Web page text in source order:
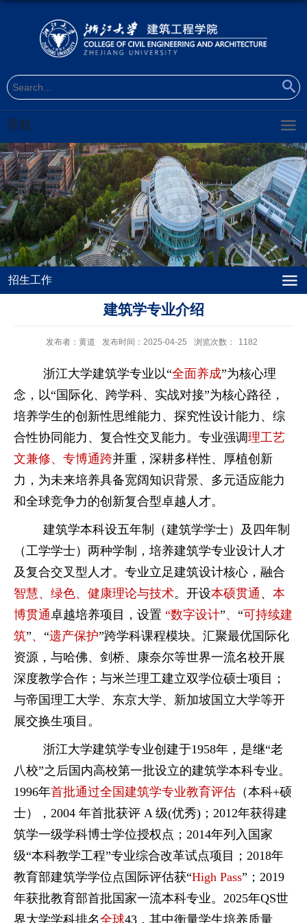
导航
招生工作
建筑学专业介绍
发布者：黄道 发布时间：2025-04-25 浏览次数： 1182
浙江大学建筑学专业以“全面养成”为核心理
念，以“国际化、跨学科、实战对接”为核心路径，
培养学生的创新性思维能力、探究性设计能力、综
合性协同能力、复合性交叉能力。专业强调理工艺
文兼修、专博通跨并重，深耕多样性、厚植创新
力，为未来培养具备宽阔知识背景、多元适应能力
和全球竞争力的创新复合型卓越人才。
建筑学本科设五年制（建筑学学士）及四年制
（工学学士）两种学制，培养建筑学专业设计人才
及复合交叉型人才。专业立足建筑设计核心，融合
智慧、绿色、健康理论与技术。开设本硕贯通 、 本
博贯通卓越培养项目，设置 “数字设计”、 “可持续建
筑”、 “遗产保护”跨学科课程模块。汇聚最优国际化
资源，与哈佛、剑桥、康奈尔等世界一流名校开展
深度教学合作；与米兰理工建立双学位硕士项目；
与帝国理工大学、东京大学、新加坡国立大学等开
展交换生项目。
浙江大学建筑学专业创建于1958年，是继“老
八校”之后国内高校第一批设立的建筑学本科专业。
1996年首批通过全国建筑学专业教育评估 （本科+硕
士）， 2004 年首批获评 A 级(优秀) ； 2012年获得建
筑学一级学科博士学位授权点； 2014年列入国家
级“本科教学工程”专业综合改革试点项目； 2018年
教育部建筑学学位点国际评估获“High Pass”； 2019
年获批教育部首批国家一流本科专业。 2025年QS世
界大学学科排名全球43 ，其中衡量学生培养质量